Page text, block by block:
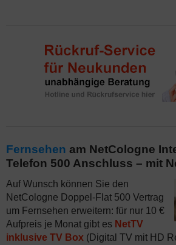
Fernsehen am NetCologne
Telefon 500 Anschluss – mit
Auf Wunsch können Sie den
NetCologne Doppel-Flat 500 Vertrag
um Fernsehen erweitern: für nur 10 €
Aufpreis je Monat gibt es NetTV
inklusive TV Box (Digital TV mit HD